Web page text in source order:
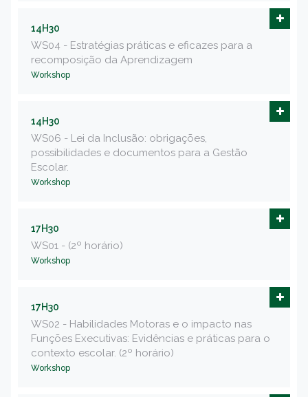
14H30
WS04 - Estratégias práticas e eficazes para a
recomposição da Aprendizagem
Workshop
14H30
WS06 - Lei da Inclusão: obrigações,
possibilidades e documentos para a Gestão
Escolar.
Workshop
17H30
WS01 - (2º horário)
Workshop
17H30
WS02 - Habilidades Motoras e o impacto nas
Funções Executivas: Evidências e práticas para o
contexto escolar. (2º horário)
Workshop